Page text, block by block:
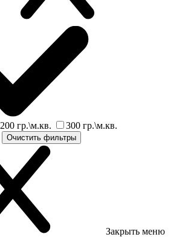
200 гр.\м.кв. 300 гр.\м.кв.
Очистить фильтры
Закрыть меню